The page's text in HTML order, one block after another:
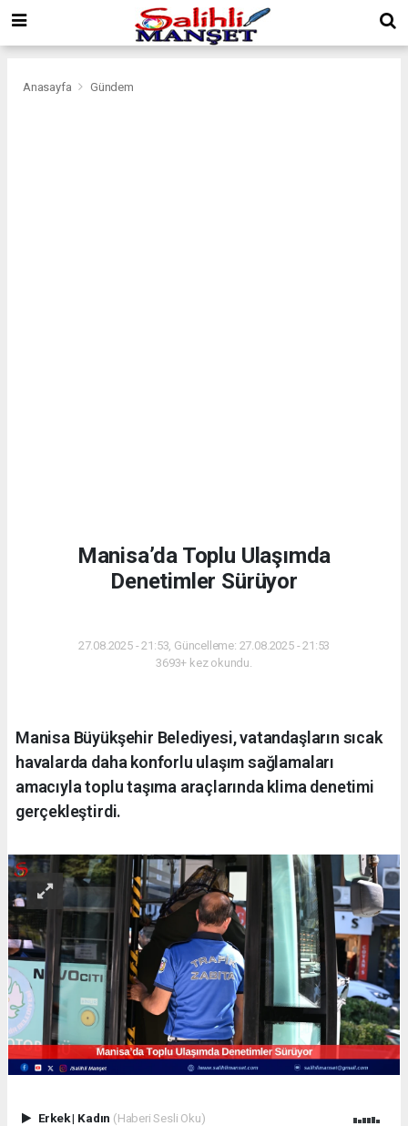
Anasayfa Gündem
Manisa’da Toplu Ulaşımda
Denetimler Sürüyor
27.08.2025 - 21:53, Güncelleme: 27.08.2025 - 21:53
3693+ kez okundu.
Manisa Büyükşehir Belediyesi, vatandaşların sıcak
havalarda daha konforlu ulaşım sağlamaları
amacıyla toplu taşıma araçlarında klima denetimi
gerçekleştirdi.
Erkek| Kadın (Haberi Sesli Oku)